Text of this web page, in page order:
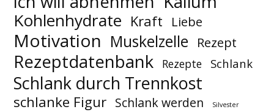
Kohlenhydrate Kraft Liebe
Motivation Muskelzelle Rezept
Rezeptdatenbank Rezepte Schlank
Schlank durch Trennkost
schlanke Figur Schlank werden Silvester